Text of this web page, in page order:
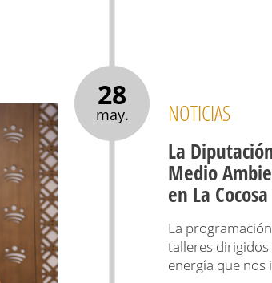
28
may. NOTICIAS
La
Medio
en La
La
talleres dirigidos
energía que nos